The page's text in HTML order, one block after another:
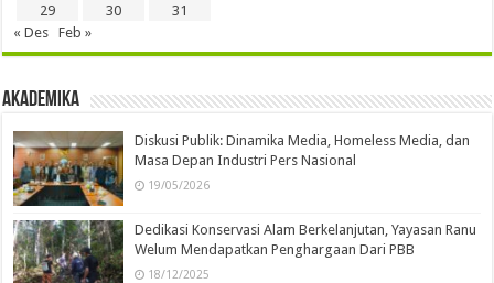
29
30
31
« Des
Feb »
Akademika
Diskusi Publik: Dinamika Media, Homeless Media, dan
Masa Depan Industri Pers Nasional
19/05/2026
Dedikasi Konservasi Alam Berkelanjutan, Yayasan Ranu
Welum Mendapatkan Penghargaan Dari PBB
18/12/2025